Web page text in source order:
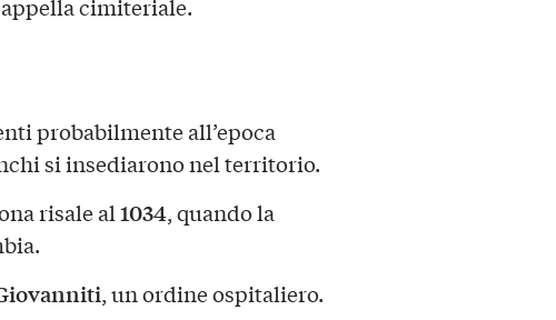
cimiteriale.
probabilmente all’epoca
si insediarono nel territorio.
risale al1034, quando la
, un ordine ospitaliero.